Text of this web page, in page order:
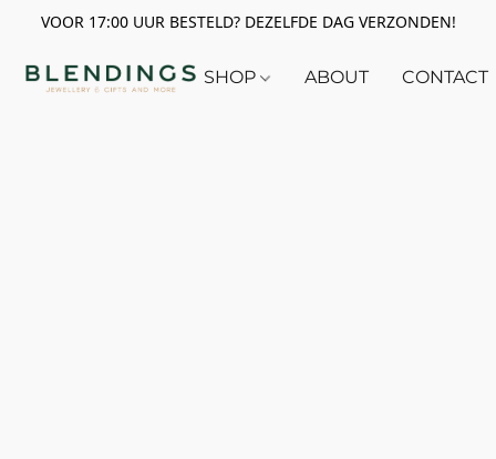
VOOR 17:00 UUR BESTELD? DEZELFDE DAG VERZONDEN!
SHOP ABOUT CONTACT